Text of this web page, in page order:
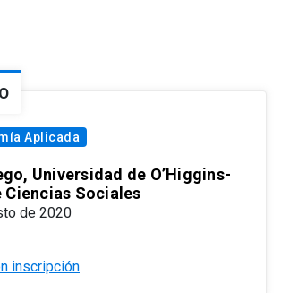
Aplicada
Universidad de O’Higgins-
Sociales
de 2020
inscripción